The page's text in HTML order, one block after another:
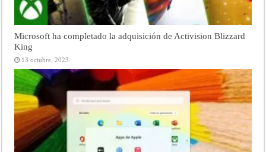
Microsoft ha completado la adquisición de Activision Blizzard
King
13 octubre, 2023